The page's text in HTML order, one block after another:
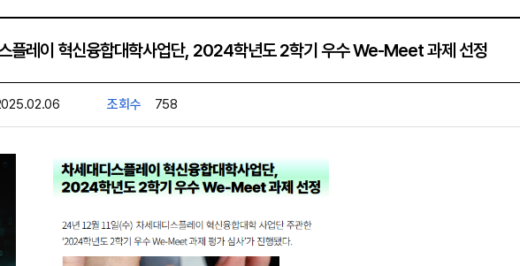
플레이 혁신융합대학사업단, 2024학년도 2학기 우수 We-Meet 과제 선정
조회수 758